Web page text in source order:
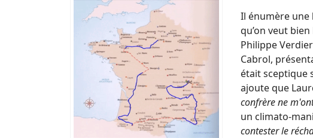
Il énumère une
qu’on veut
Philippe
Cabrol,
était sceptique
ajoute que
confrère ne
un climato-
contester le